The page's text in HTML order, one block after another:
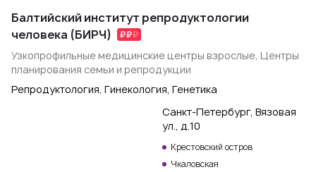
Балтийский институт репродуктологии
человека (БИРЧ)
Узкопрофильные медицинские центры взрослые, Центры
планирования семьи и репродукции
Репродуктология, Гинекология, Генетика
Санкт-Петербург, Вязовая
ул., д.10
Крестовский остров
Чкаловская